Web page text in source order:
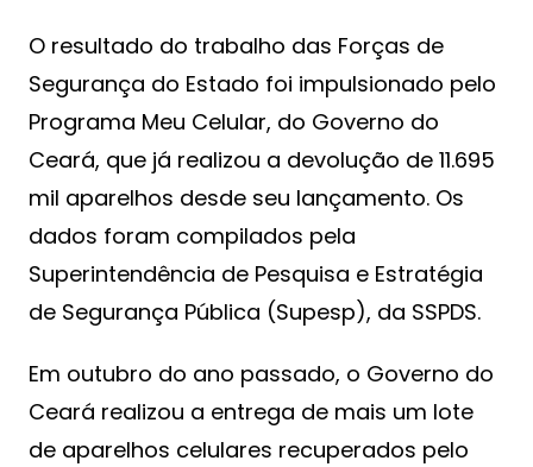
O resultado do trabalho das Forças de
Segurança do Estado foi impulsionado pelo
Programa Meu Celular, do Governo do
Ceará, que já realizou a devolução de 11.695
mil aparelhos desde seu lançamento. Os
dados foram compilados pela
Superintendência de Pesquisa e Estratégia
de Segurança Pública (Supesp), da SSPDS.
Em outubro do ano passado, o Governo do
Ceará realizou a entrega de mais um lote
de aparelhos celulares recuperados pelo